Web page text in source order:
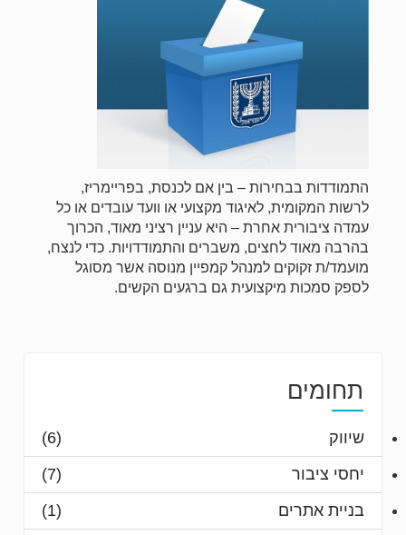
התמודדות בבחירות – בין אם לכנסת, בפריימריז,
לרשות המקומית, לאיגוד מקצועי או וועד עובדים או כל
עמדה ציבורית אחרת – היא עניין רציני מאוד, הכרוך
בהרבה מאוד לחצים, משברים והתמודדויות. כדי לנצח,
מועמד/ת זקוקים למנהל קמפיין מנוסה אשר מסוגל
לספק סמכות מיקצועית גם ברגעים הקשים.
תחומים
שיווק
(6)
יחסי ציבור
(7)
בניית אתרים
(1)